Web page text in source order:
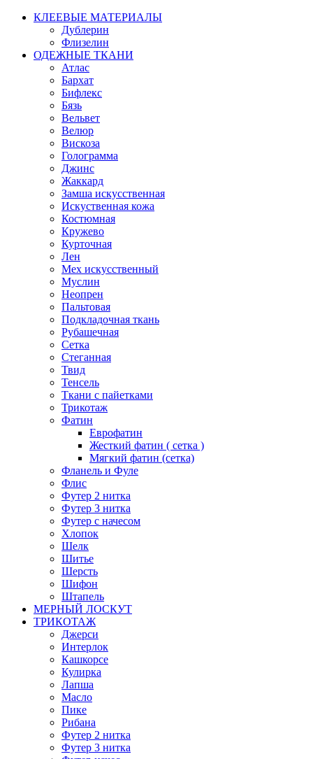
КЛЕЕВЫЕ МАТЕРИАЛЫ
Дублерин
Флизелин
ОДЕЖНЫЕ ТКАНИ
Атлас
Бархат
Бифлекс
Бязь
Вельвет
Велюр
Вискоза
Голограмма
Джинс
Жаккард
Замша искусственная
Искуственная кожа
Костюмная
Кружево
Курточная
Лен
Мех искусственный
Муслин
Неопрен
Пальтовая
Подкладочная ткань
Рубашечная
Сетка
Стеганная
Твид
Тенсель
Ткани с пайетками
Трикотаж
Фатин
Еврофатин
Жесткий фатин ( сетка )
Мягкий фатин (сетка)
Фланель и Фуле
Флис
Футер 2 нитка
Футер 3 нитка
Футер с начесом
Хлопок
Шелк
Шитье
Шерсть
Шифон
Штапель
МЕРНЫЙ ЛОСКУТ
ТРИКОТАЖ
Джерси
Интерлок
Кашкорсе
Кулирка
Лапша
Масло
Пике
Рибана
Футер 2 нитка
Футер 3 нитка